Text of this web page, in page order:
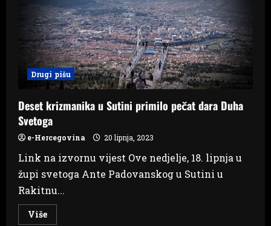
Mostar:
Preminula
djevojka
Drugi pišu
Deset krizmanika u Sutini primilo pečat dara Duha
Svetoga
e-Hercegovina 20 lipnja, 2023
Link na izvornu vijest Ove nedjelje, 18. lipnja u
župi svetoga Ante Padovanskog u Sutini u
Rakitnu...
VišeRead
more